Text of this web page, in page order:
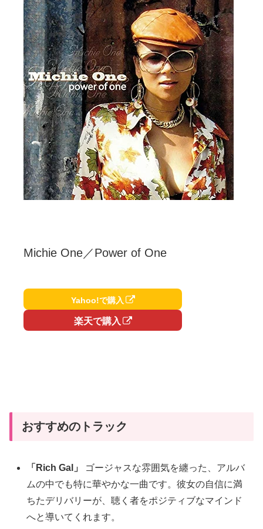
Michie One／Power of One
Yahoo!で購入
楽天で購入
おすすめのトラック
「Rich Gal」
ゴージャスな雰囲気を纏った、アルバ
ムの中でも特に華やかな一曲です。彼女の自信に満
ちたデリバリーが、聴く者をポジティブなマインド
へと導いてくれます。